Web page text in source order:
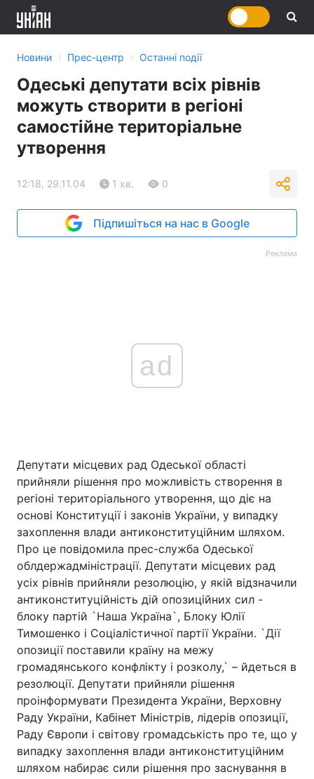
Головна Війна
Україна Політика
Економіка Світ
Новини › Прес-центр › Останні події
Одеські депутати всіх рівнів
можуть створити в регіоні
самостійне територіальне
утворення
12:18, 29.11.04 1 хв. 0
Підпишіться на нас в Google
Реклама
ad
Депутати місцевих рад Одеської області
прийняли рішення про можливість створення в
регіоні територіального утворення, що діє на
основі Конституції і законів України, у випадку
захоплення влади антиконституційним шляхом.
Про це повідомила прес-служба Одеської
облдержадміністрації. Депутати місцевих рад
усіх рівнів прийняли резолюцію, у якій відзначили
антиконституційність дій опозиційних сил -
блоку партій `Наша Україна`, Блоку Юлії
Тимошенко і Соціалістичної партії України. `Дії
опозиції поставили країну на межу
громадянського конфлікту і розколу,` – йдеться в
резолюції. Депутати прийняли рішення
проінформувати Президента України, Верховну
Раду України, Кабінет Міністрів, лідерів опозиції,
Раду Європи і світову громадськість про те, що у
випадку захоплення влади антиконституційним
шляхом набирає сили рішення про заснування в